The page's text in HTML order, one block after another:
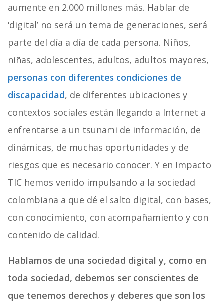
aumente en 2.000 millones más. Hablar de
‘digital’ no será un tema de generaciones, será
parte del día a día de cada persona. Niños,
niñas, adolescentes, adultos, adultos mayores,
personas con diferentes condiciones de
discapacidad, de diferentes ubicaciones y
contextos sociales están llegando a Internet a
enfrentarse a un tsunami de información, de
dinámicas, de muchas oportunidades y de
riesgos que es necesario conocer. Y en Impacto
TIC hemos venido impulsando a la sociedad
colombiana a que dé el salto digital, con bases,
con conocimiento, con acompañamiento y con
contenido de calidad.
Hablamos de una sociedad digital y, como en
toda sociedad, debemos ser conscientes de
que tenemos derechos y deberes que son los